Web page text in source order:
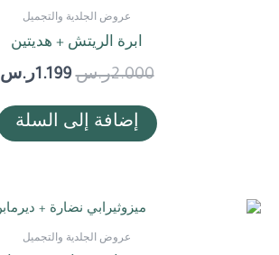
عروض الجلدية والتجميل
ابرة الريتش + هديتين
2.000ر.س
الأصلي
هو:
1.199ر.س
إضافة إلى السلة
عروض الجلدية والتجميل